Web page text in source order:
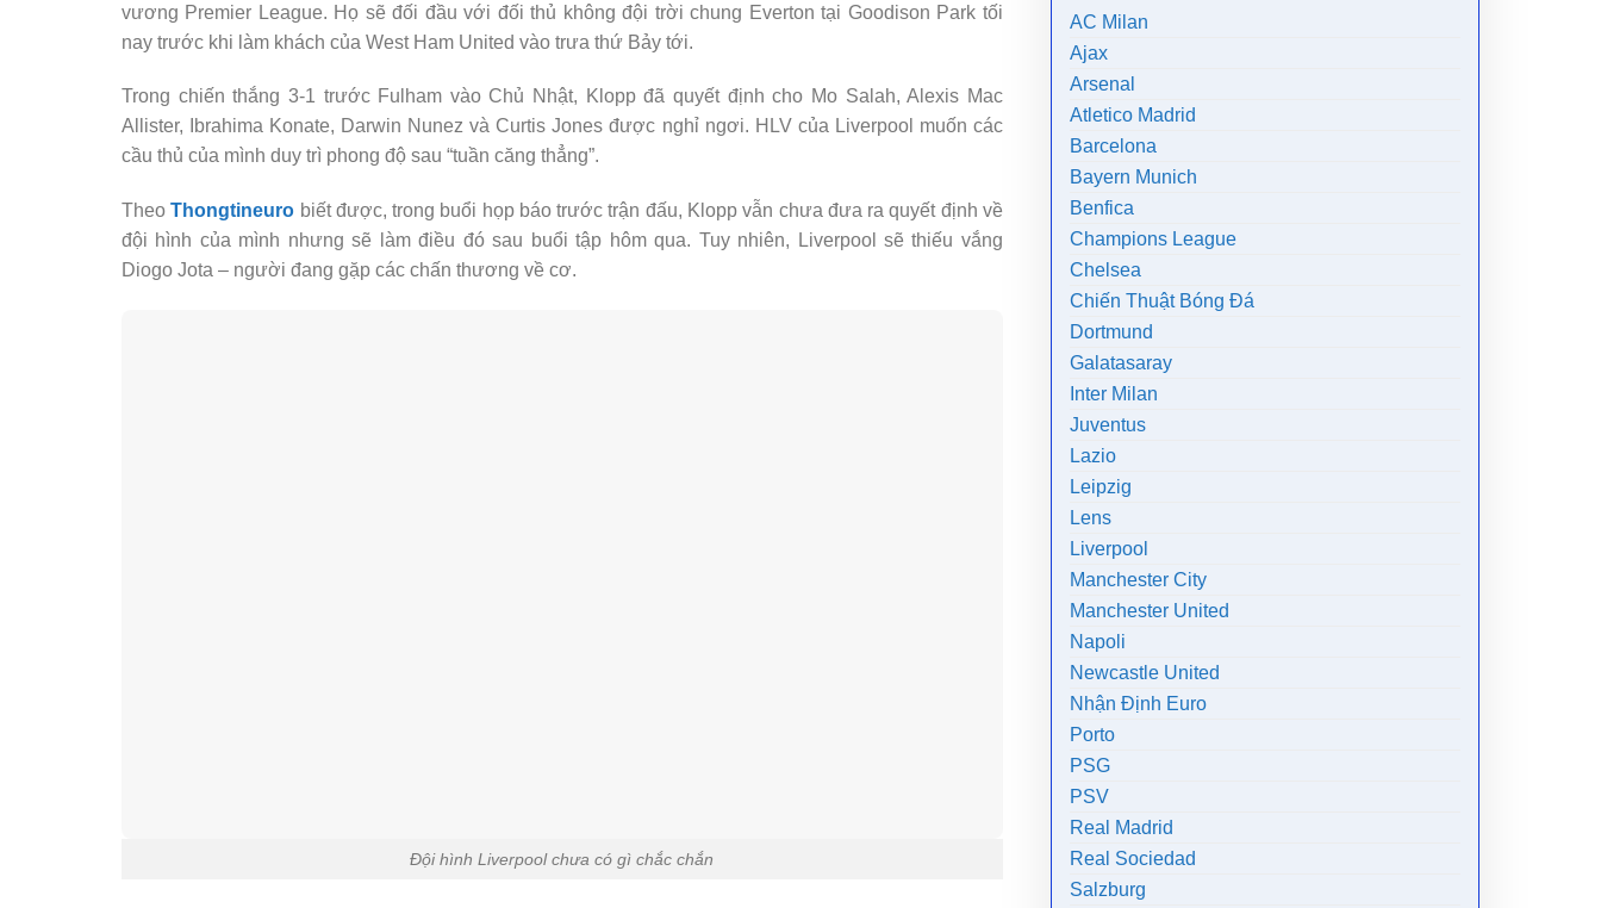
vương Premier League. Họ sẽ đối đầu với đối thủ không đội trời chung Everton tại Goodison Park tối
nay trước khi làm khách của West Ham United vào trưa thứ Bảy tới.
Trong chiến thắng 3-1 trước Fulham vào Chủ Nhật, Klopp đã quyết định cho Mo Salah, Alexis Mac
Allister, Ibrahima Konate, Darwin Nunez và Curtis Jones được nghỉ ngơi. HLV của Liverpool muốn các
cầu thủ của mình duy trì phong độ sau “tuần căng thẳng”.
TheoThongtineuro biết được, trong buổi họp báo trước trận đấu, Klopp vẫn chưa đưa ra quyết định về
đội hình của mình nhưng sẽ làm điều đó sau buổi tập hôm qua. Tuy nhiên, Liverpool sẽ thiếu vắng
Diogo Jota – người đang gặp các chấn thương về cơ.
Đội hình Liverpool chưa có gì chắc chắn
AC Milan
Ajax
Arsenal
Atletico Madrid
Barcelona
Bayern Munich
Benfica
Champions League
Chelsea
Chiến Thuật Bóng Đá
Dortmund
Galatasaray
Inter Milan
Juventus
Lazio
Leipzig
Lens
Liverpool
Manchester City
Manchester United
Napoli
Newcastle United
Nhận Định Euro
Porto
PSG
PSV
Real Madrid
Real Sociedad
Salzburg